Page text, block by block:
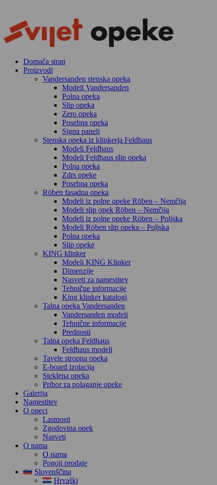
content
Domača stran
Proizvodi
Vandersanden stenska opeka
Modeli Vandersanden
Polna opeka
Slip opeka
Zero opeka
Posebna opeka
Signa paneli
Stenska opeka iz klinkerja Feldhaus
Modeli Feldhaus
Modeli Feldhaus slip opeka
Polna opeka
Zdrs opeke
Posebna opeka
Röben fasadna opeka
Modeli iz polne opeke Röben – Nemčija
Modeli slip opek Röben – Nemčija
Modeli iz polne opeke Röben – Poljska
Modeli Röben slip opeka – Poljska
Polna opeka
Slip opeke
KING klinker
Modeli KING Klinker
Dimenzije
Nasveti za namestitev
Tehnične informacije
King klinker katalogi
Talna opeka Vandersanden
Vandersanden modeli
Tehnične informacije
Prednosti
Talna opeka Feldhaus
Feldhaus modeli
Tavele stropna opeka
E-board izolacija
Steklena opeka
Pribor za polaganje opeke
Galerija
Namestitev
O opeci
Lastnosti
Zgodovina opek
Nasveti
O nama
O nama
Pogoji prodaje
Slovenščina
Hrvaški